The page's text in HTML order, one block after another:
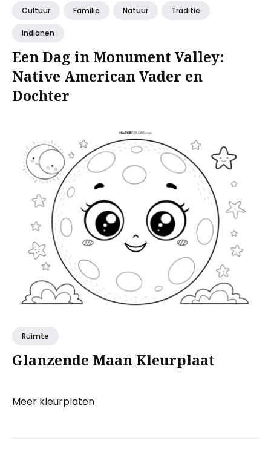
Cultuur Familie Natuur Traditie
Indianen
Een Dag in Monument Valley:
Native American Vader en
Dochter
Ruimte
Glanzende Maan Kleurplaat
Meer kleurplaten